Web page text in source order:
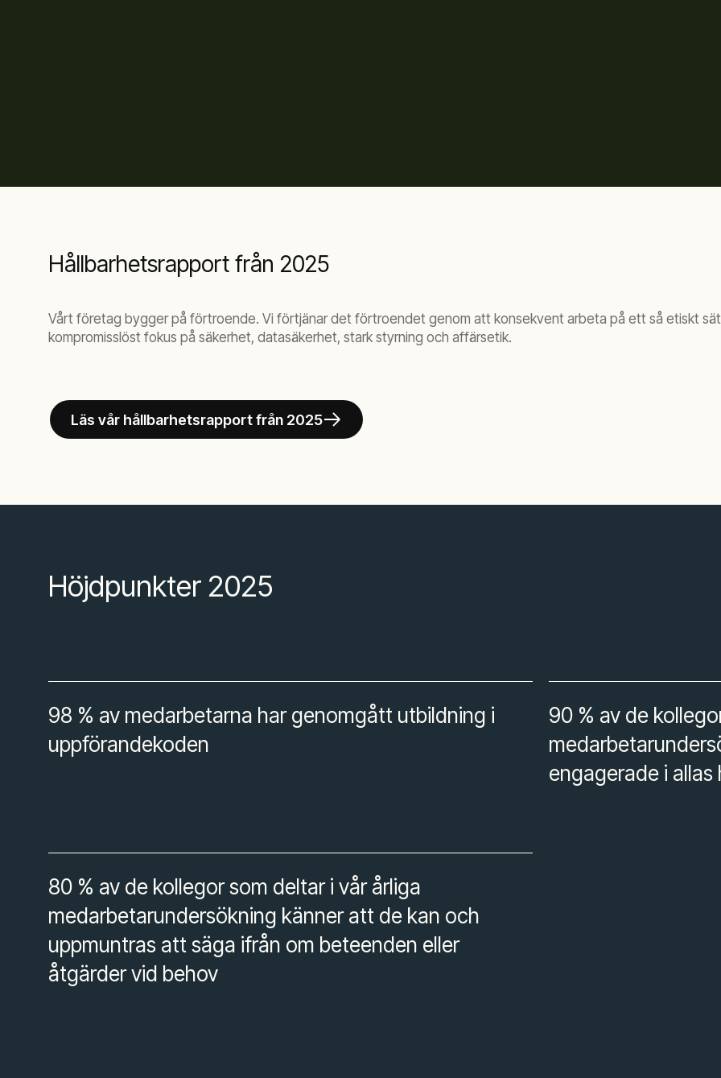
Hållbarhetsrapport från 2025
Vårt företag bygger på förtroende. Vi förtjänar det förtroendet genom att konsekvent arbeta på ett så etiskt
kompromisslöst fokus på säkerhet, datasäkerhet, stark styrning och affärsetik.
Läs vår hållbarhetsrapport från 2025
Höjdpunkter 2025
98 % av medarbetarna har genomgått utbildning i
uppförandekoden
90 % av de
engagerade i
80 % av de kollegor som deltar i vår årliga
medarbetarundersökning känner att de kan och
uppmuntras att säga ifrån om beteenden eller
åtgärder vid behov